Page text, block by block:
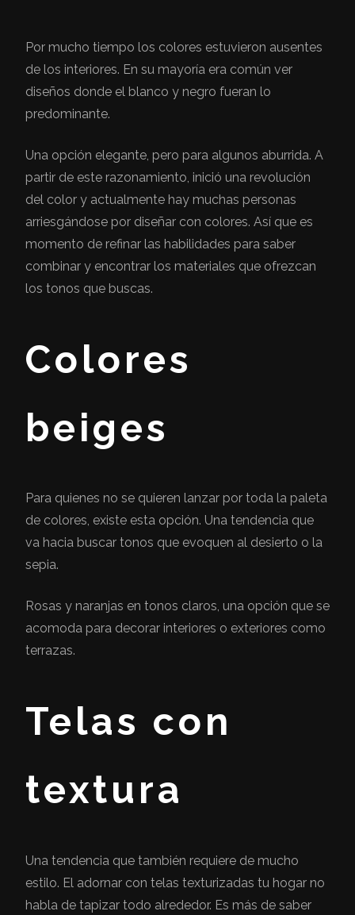
Por mucho tiempo los colores estuvieron ausentes
de los interiores. En su mayoría era común ver
diseños donde el blanco y negro fueran lo
predominante.
Una opción elegante, pero para algunos aburrida. A
partir de este razonamiento, inició una revolución
del color y actualmente hay muchas personas
arriesgándose por diseñar con colores. Así que es
momento de refinar las habilidades para saber
combinar y encontrar los materiales que ofrezcan
los tonos que buscas.
Colores
beiges
Para quienes no se quieren lanzar por toda la paleta
de colores, existe esta opción. Una tendencia que
va hacia buscar tonos que evoquen al desierto o la
sepia.
Rosas y naranjas en tonos claros, una opción que se
acomoda para decorar interiores o exteriores como
terrazas.
Telas con
textura
Una tendencia que también requiere de mucho
estilo. El adornar con telas texturizadas tu hogar no
habla de tapizar todo alrededor. Es más de saber